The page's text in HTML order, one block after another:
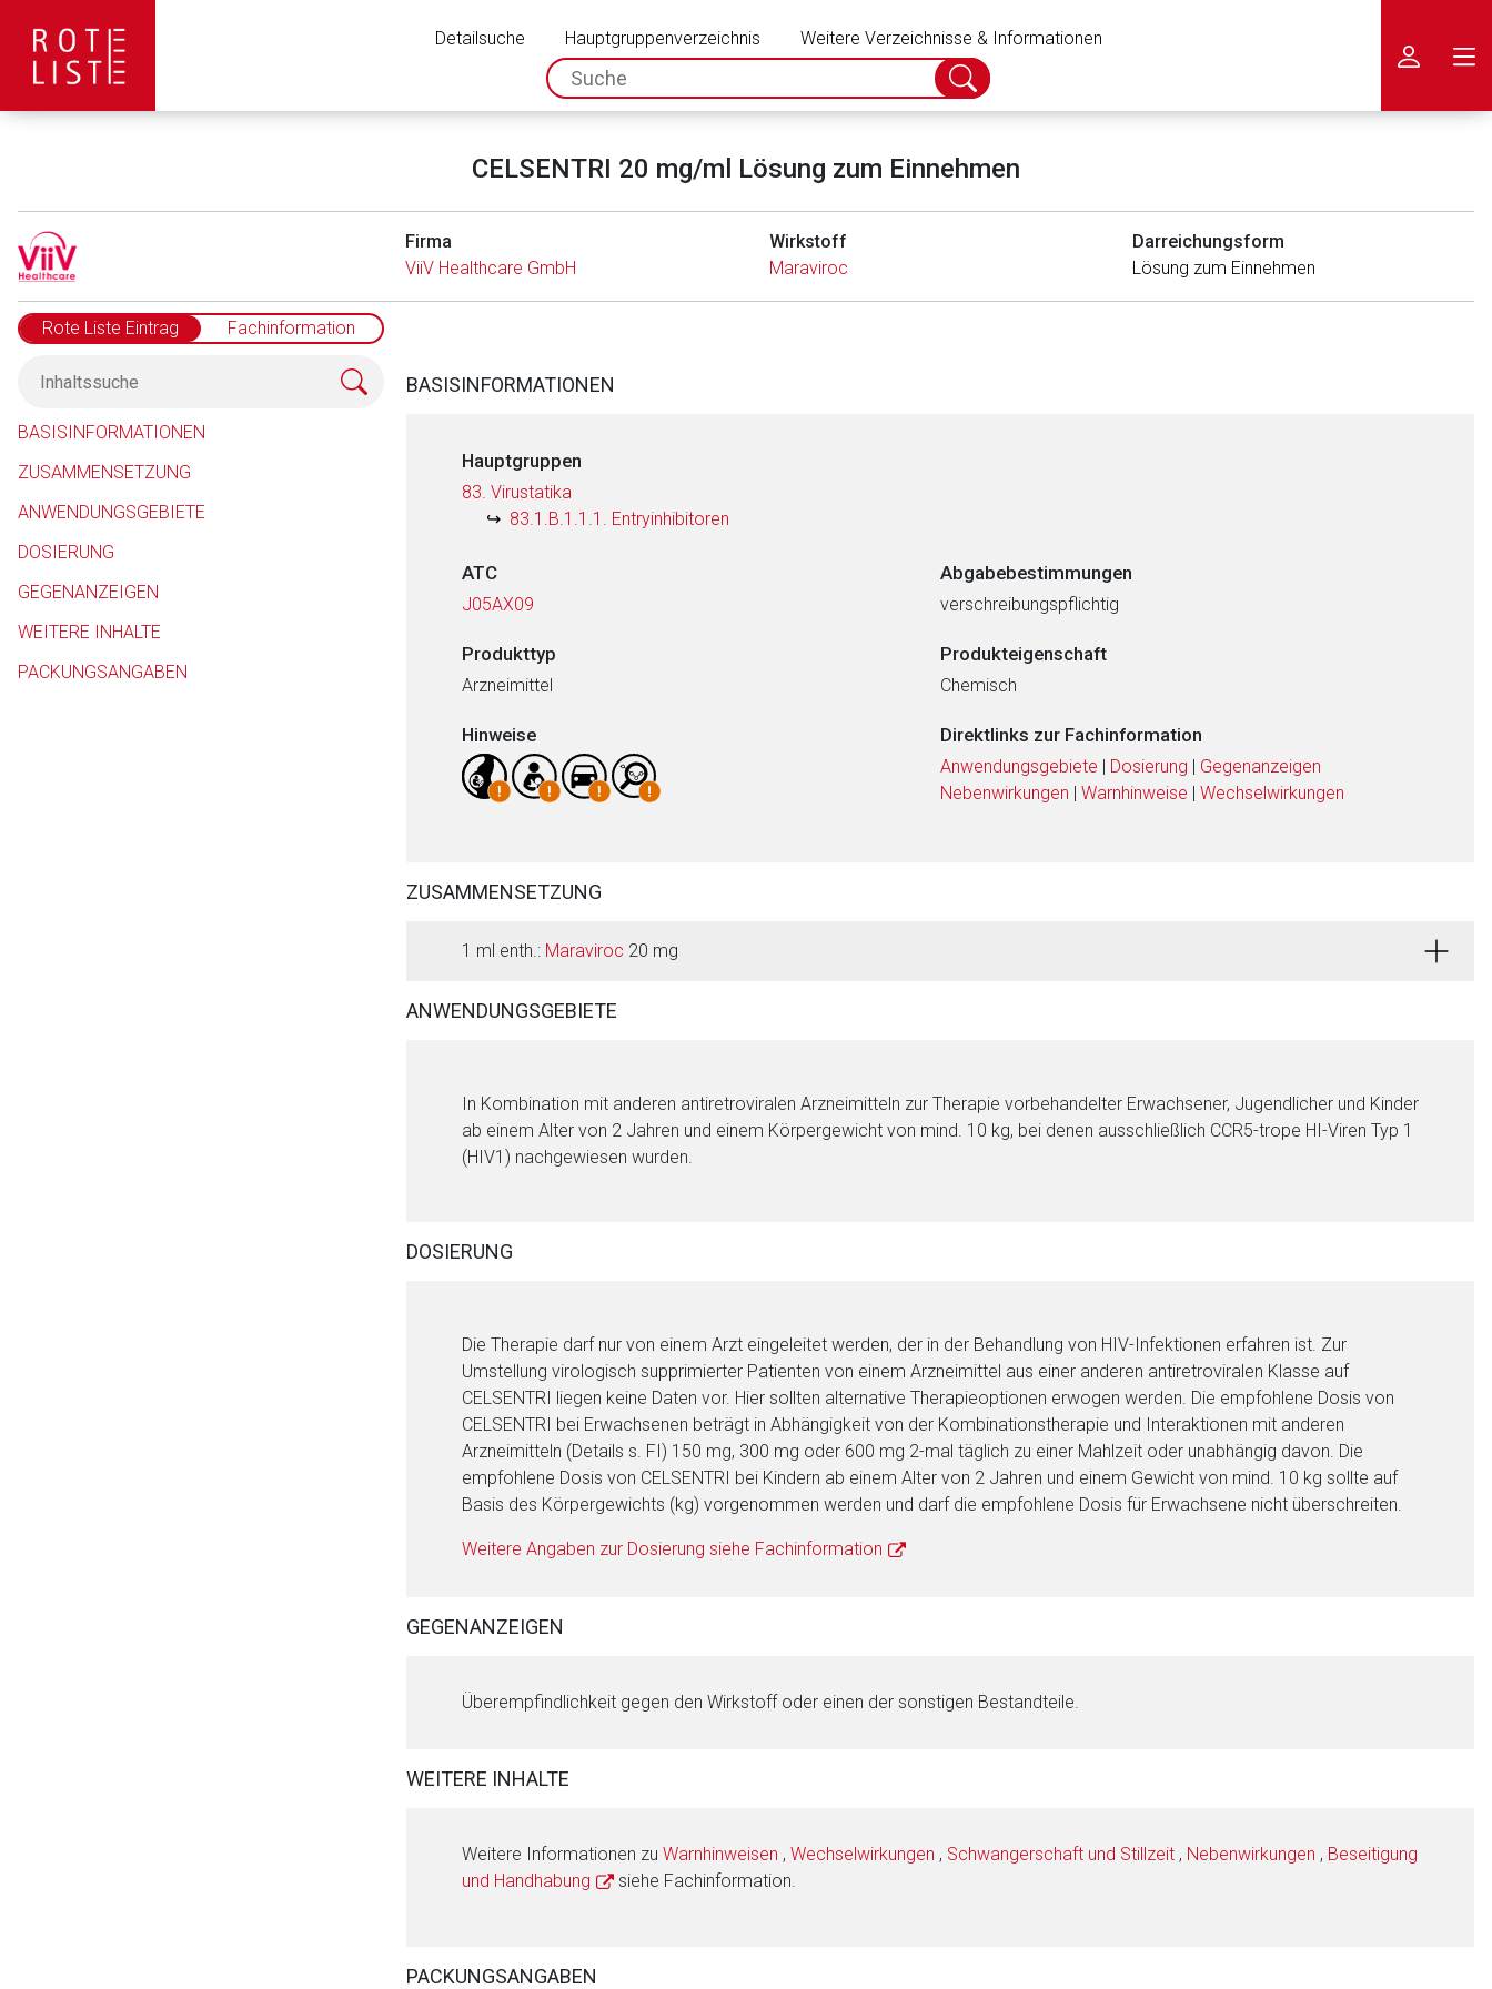
Detailsuche Hauptgruppenverzeichnis
Weitere Verzeichnisse & Informationen
spc.search.input.placeholder
Suche
abschicken
CELSENTRI 20 mg/ml Lösung zum Einnehmen
Firma
ViiV Healthcare GmbH
Wirkstoff
Maraviroc
Darreichungsform
Lösung zum Einnehmen
Rote Liste Eintrag Fachinformation
BASISINFORMATIONEN
ZUSAMMENSETZUNG
ANWENDUNGSGEBIETE
DOSIERUNG
GEGENANZEIGEN
WEITERE INHALTE
PACKUNGSANGABEN
BASISINFORMATIONEN
Hauptgruppen
83. Virustatika
83.1.B.1.1.1. Entryinhibitoren
ATC
J05AX09
Abgabebestimmungen
verschreibungspflichtig
Produkttyp
Arzneimittel
Produkteigenschaft
Chemisch
Hinweise Direktlinks zur Fachinformation
Anwendungsgebiete | Dosierung | Gegenanzeigen
Nebenwirkungen | Warnhinweise | Wechselwirkungen
ZUSAMMENSETZUNG
1 ml enth.: Maraviroc 20 mg
ANWENDUNGSGEBIETE
In Kombination mit anderen antiretroviralen Arzneimitteln zur Therapie vorbehandelter Erwachsener, Jugendlicher und Kinder
ab einem Alter von 2 Jahren und einem Körpergewicht von mind. 10 kg, bei denen ausschließlich CCR5-trope HI-Viren Typ 1
(HIV1) nachgewiesen wurden.
DOSIERUNG
Die Therapie darf nur von einem Arzt eingeleitet werden, der in der Behandlung von HIV-Infektionen erfahren ist. Zur
Umstellung virologisch supprimierter Patienten von einem Arzneimittel aus einer anderen antiretroviralen Klasse auf
CELSENTRI liegen keine Daten vor. Hier sollten alternative Therapieoptionen erwogen werden. Die empfohlene Dosis von
CELSENTRI bei Erwachsenen beträgt in Abhängigkeit von der Kombinationstherapie und Interaktionen mit anderen
Arzneimitteln (Details s. FI) 150 mg, 300 mg oder 600 mg 2-mal täglich zu einer Mahlzeit oder unabhängig davon. Die
empfohlene Dosis von CELSENTRI bei Kindern ab einem Alter von 2 Jahren und einem Gewicht von mind. 10 kg sollte auf
Basis des Körpergewichts (kg) vorgenommen werden und darf die empfohlene Dosis für Erwachsene nicht überschreiten.
Weitere Angaben zur Dosierung siehe Fachinformation
GEGENANZEIGEN
Überempfindlichkeit gegen den Wirkstoff oder einen der sonstigen Bestandteile.
WEITERE INHALTE
Weitere Informationen zu Warnhinweisen , Wechselwirkungen , Schwangerschaft und Stillzeit , Nebenwirkungen , Beseitigung
und Handhabung
siehe Fachinformation.
PACKUNGSANGABEN
Aufruf einer externen Seite